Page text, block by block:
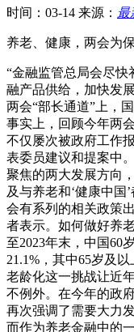
时间：03-14 来源： 最
养老、健康，两会为
“金融监管总局会尽
融产品供给，加快发
两会“部长通道”上，
事实上，回顾今年两
不仅屡次被政府工作
表委员建议和提案中
聚焦的两大发展方向
及与养老和‘健康中国
会有系列的相关政策
者表示。如何做好养
至2023年末，中国60
21.1%，其中65岁及
老龄化这一挑战让近
不例外。在今年的政
再次强调了需要大力
而作为养老金融中的